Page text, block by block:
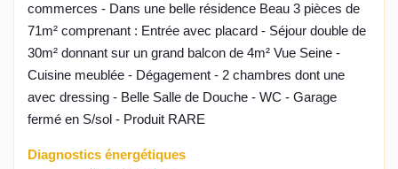
commerces - Dans une belle résidence Beau 3 pièces de
71m² comprenant : Entrée avec placard - Séjour double de
30m² donnant sur un grand balcon de 4m² Vue Seine -
Cuisine meublée - Dégagement - 2 chambres dont une
avec dressing - Belle Salle de Douche - WC - Garage
fermé en S/sol - Produit RARE
Diagnostics énergétiques